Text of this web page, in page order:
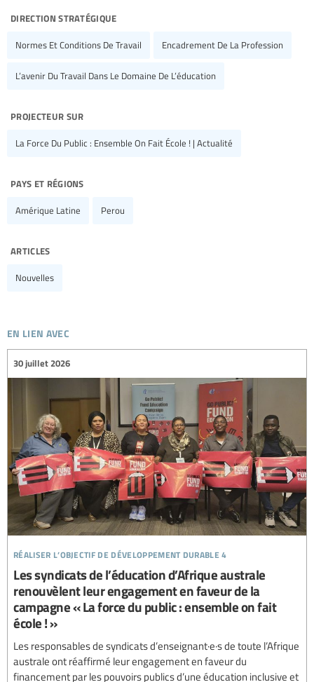
direction stratégique
Normes Et Conditions De Travail Encadrement De La Profession
L’avenir Du Travail Dans Le Domaine De L’éducation
projecteur sur
La Force Du Public : Ensemble On Fait École ! | Actualité
pays et régions
Amérique Latine Perou
articles
Nouvelles
en lien avec
réaliser l’objectif de développement durable 4
30 juillet 2026
Les syndicats de l’éducation d’Afrique australe
renouvèlent leur engagement en faveur de la
campagne « La force du public : ensemble on fait
école ! »
Les responsables de syndicats d’enseignant·e·s de toute l’Afrique
australe ont réaffirmé leur engagement en faveur du
financement par les pouvoirs publics d’une éducation inclusive et